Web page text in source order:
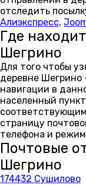
отследить
Алиэкспресс,
Где
Шегрино
Для того чтобы
деревне Шегрино
навигации в
населенный
страницу
телефона и
Почтовые
Шегрино
174432 Сушилово